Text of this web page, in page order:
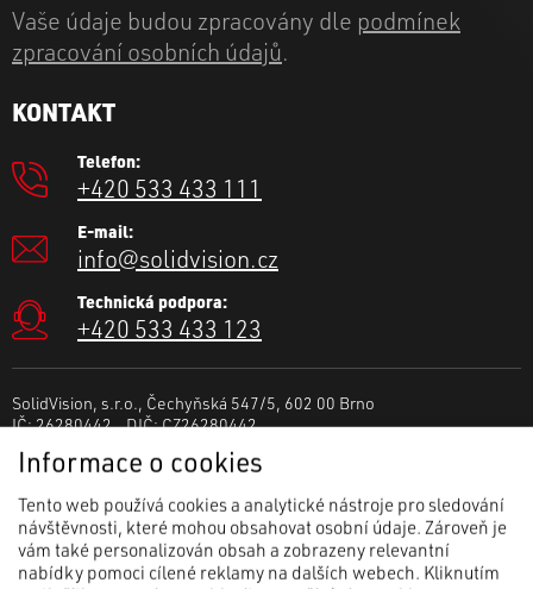
Vaše údaje budou zpracovány dle podmínek
zpracování osobních údajů.
KONTAKT
Telefon:
+420 533 433 111
E-mail:
info@solidvision.cz
Technická podpora:
+420 533 433 123
SolidVision, s.r.o., Čechyňská 547/5, 602 00 Brno
IČ: 26280442 DIČ: CZ26280442
Spisová značka: C 41615 vedená u Krajského soudu v Brně.
Informace o cookies
Tento web používá cookies a analytické nástroje pro sledování
návštěvnosti, které mohou obsahovat osobní údaje. Zároveň je
vám také personalizován obsah a zobrazeny relevantní
nabídky pomoci cílené reklamy na dalších webech. Kliknutím